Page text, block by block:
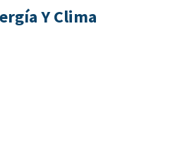
Y Clima